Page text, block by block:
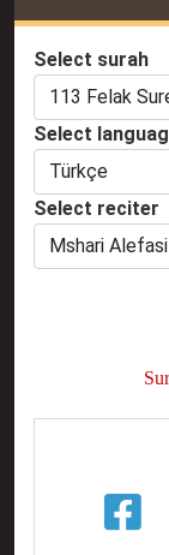
Select surah
Select
Select reciter